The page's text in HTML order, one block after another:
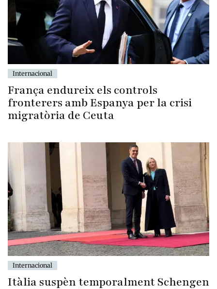
Internacional
França endureix els controls
fronterers amb Espanya per la crisi
migratòria de Ceuta
Internacional
Itàlia suspèn temporalment Schengen